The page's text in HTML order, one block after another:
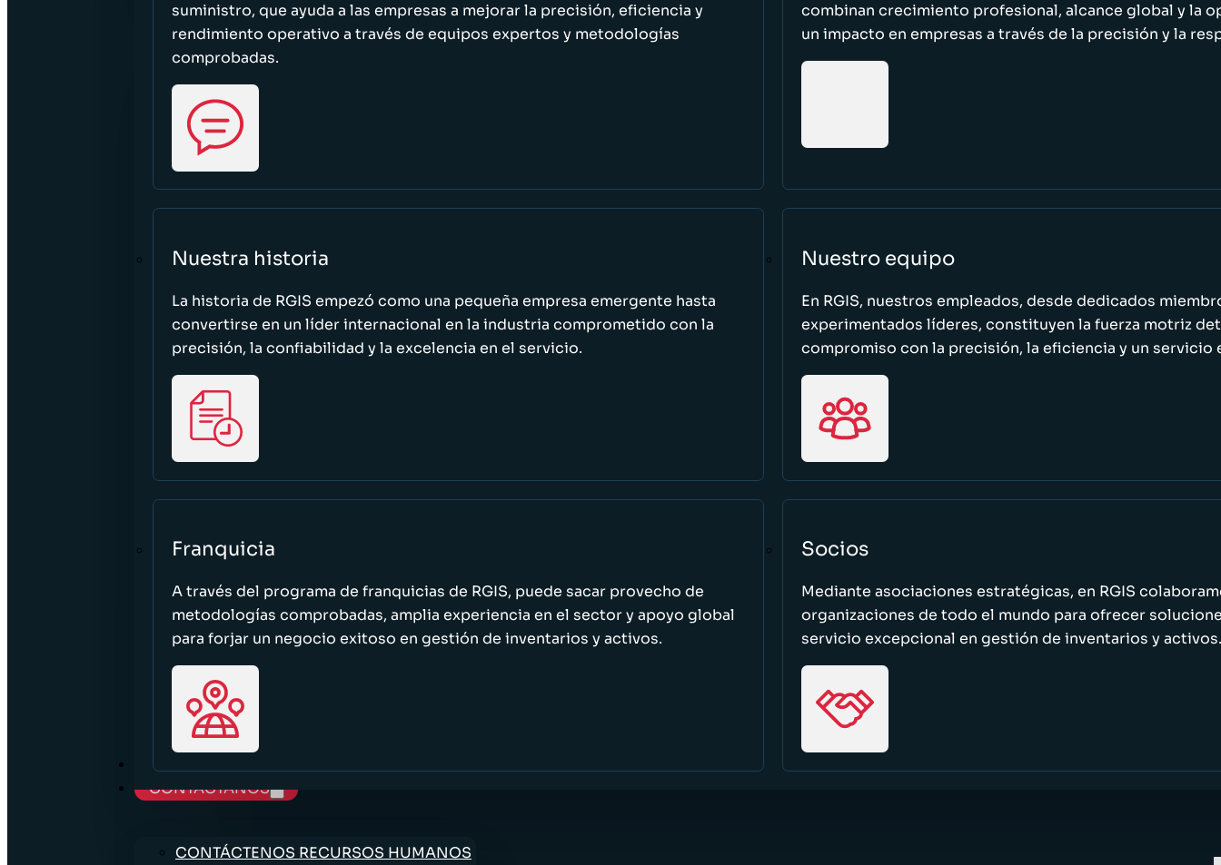
suministro, que ayuda a las empresas a mejorar la precisión, eficiencia y
rendimiento operativo a través de equipos expertos y metodologías
comprobadas.
combinan crecimiento profesional, alcance global y la
un impacto en empresas a través de la precisión y la
Nuestra historia
La historia de RGIS empezó como una pequeña empresa emergente hasta
convertirse en un líder internacional en la industria comprometido con la
precisión, la confiabilidad y la excelencia en el servicio.
Nuestro equipo
En RGIS, nuestros empleados, desde dedicados
experimentados líderes, constituyen la fuerza motriz
compromiso con la precisión, la eficiencia y un servicio
Franquicia
A través del programa de franquicias de RGIS, puede sacar provecho de
metodologías comprobadas, amplia experiencia en el sector y apoyo global
para forjar un negocio exitoso en gestión de inventarios y activos.
Socios
Mediante asociaciones estratégicas, en RGIS
organizaciones de todo el mundo para ofrecer
servicio excepcional en gestión de inventarios y activos.
TRABAJE CON NOSOTROS
CONTÁCTANOS
CONTÁCTENOS RECURSOS HUMANOS